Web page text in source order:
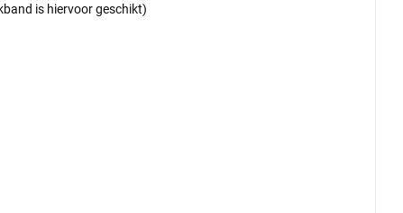
is hiervoor geschikt)